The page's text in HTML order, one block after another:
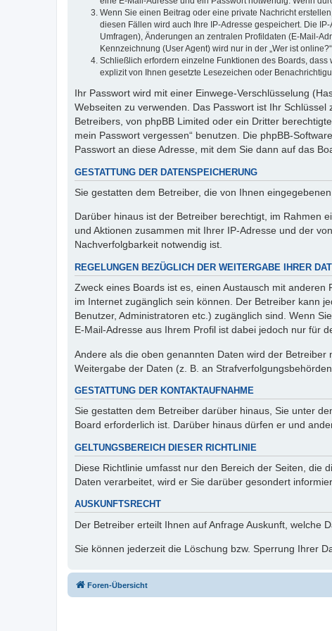
Wenn Sie einen Beitrag oder eine private Nachricht
diesen Fällen wird auch Ihre IP-Adresse gespeichert. Die
Umfragen), Änderungen an zentralen Profildaten (E-Mail-
Kennzeichnung (User Agent) wird nur in der „Wer ist
Schließlich erfordern einzelne Funktionen des Boards,
explizit von Ihnen gesetzte Lesezeichen oder
Ihr Passwort wird mit einer Einwege-Verschlüsselung
Webseiten zu verwenden. Das Passwort ist Ihr
Betreibers, von phpBB Limited oder ein Dritter
mein Passwort vergessen“ benutzen. Die phpBB-
Passwort an diese Adresse, mit dem Sie dann auf das
GESTATTUNG DER DATENSPEICHERUNG
Sie gestatten dem Betreiber, die von Ihnen
Darüber hinaus ist der Betreiber berechtigt, im Rahmen
und Aktionen zusammen mit Ihrer IP-Adresse und der
Nachverfolgbarkeit notwendig ist.
REGELUNGEN BEZÜGLICH DER WEITERGABE IHRER
Zweck eines Boards ist es, einen Austausch mit
im Internet zugänglich sein können. Der Betreiber kann
Benutzer, Administratoren etc.) zugänglich sind. Wenn
E-Mail-Adresse aus Ihrem Profil ist dabei jedoch nur für
Andere als die oben genannten Daten wird der
Weitergabe der Daten (z. B. an
GESTATTUNG DER KONTAKTAUFNAHME
Sie gestatten dem Betreiber darüber hinaus, Sie unter
Board erforderlich ist. Darüber hinaus dürfen er und
GELTUNGSBEREICH DIESER RICHTLINIE
Diese Richtlinie umfasst nur den Bereich der Seiten, die
Daten verarbeitet, wird er Sie darüber gesondert
AUSKUNFTSRECHT
Der Betreiber erteilt Ihnen auf Anfrage Auskunft, welche
Sie können jederzeit die Löschung bzw. Sperrung Ihrer
Foren-Übersicht